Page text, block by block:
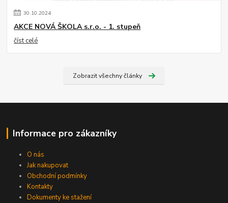
30.10.2024
AKCE NOVÁ ŠKOLA s.r.o. - 1. stupeň
číst celé
Zobrazit všechny články
Informace pro zákazníky
O nás
Jak nakupovat
Obchodní podmínky
Kontakty
Dokumenty ke stažení